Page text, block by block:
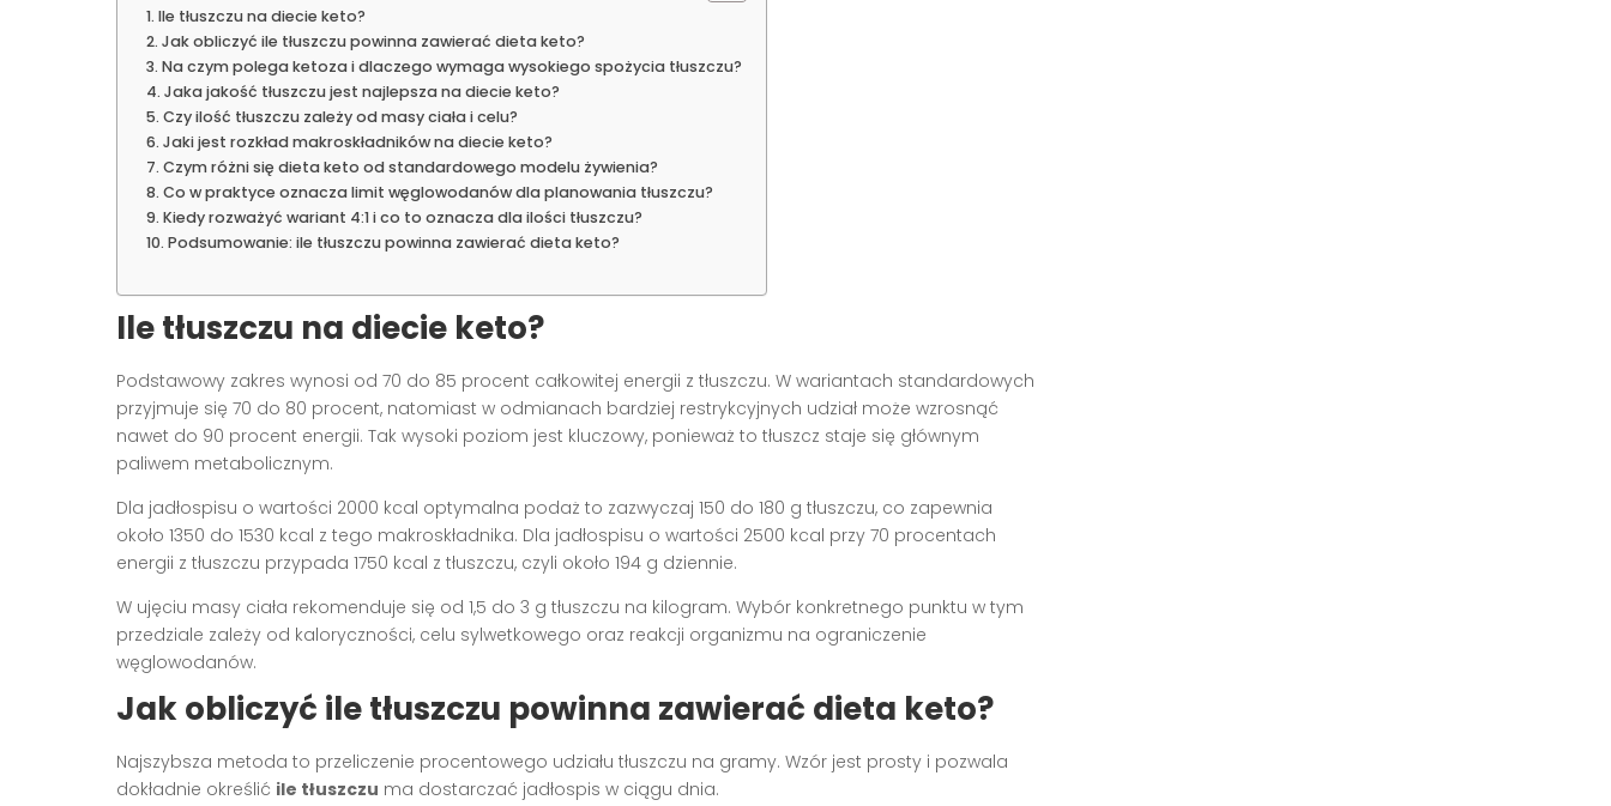
Ile tłuszczu na diecie keto?
Jak obliczyć ile tłuszczu powinna zawierać dieta keto?
Na czym polega ketoza i dlaczego wymaga wysokiego spożycia tłuszczu?
Jaka jakość tłuszczu jest najlepsza na diecie keto?
Czy ilość tłuszczu zależy od masy ciała i celu?
Jaki jest rozkład makroskładników na diecie keto?
Czym różni się dieta keto od standardowego modelu żywienia?
Co w praktyce oznacza limit węglowodanów dla planowania tłuszczu?
Kiedy rozważyć wariant 4:1 i co to oznacza dla ilości tłuszczu?
Podsumowanie: ile tłuszczu powinna zawierać dieta keto?
Ile tłuszczu na diecie keto?
Podstawowy zakres wynosi od 70 do 85 procent całkowitej energii z tłuszczu. W wariantach standardowych
przyjmuje się 70 do 80 procent, natomiast w odmianach bardziej restrykcyjnych udział może wzrosnąć
nawet do 90 procent energii. Tak wysoki poziom jest kluczowy, ponieważ to tłuszcz staje się głównym
paliwem metabolicznym.
Dla jadłospisu o wartości 2000 kcal optymalna podaż to zazwyczaj 150 do 180 g tłuszczu, co zapewnia
około 1350 do 1530 kcal z tego makroskładnika. Dla jadłospisu o wartości 2500 kcal przy 70 procentach
energii z tłuszczu przypada 1750 kcal z tłuszczu, czyli około 194 g dziennie.
W ujęciu masy ciała rekomenduje się od 1,5 do 3 g tłuszczu na kilogram. Wybór konkretnego punktu w tym
przedziale zależy od kaloryczności, celu sylwetkowego oraz reakcji organizmu na ograniczenie
węglowodanów.
Jak obliczyć ile tłuszczu powinna zawierać dieta keto?
Najszybsza metoda to przeliczenie procentowego udziału tłuszczu na gramy. Wzór jest prosty i pozwala
dokładnie określić ile tłuszczu ma dostarczać jadłospis w ciągu dnia.